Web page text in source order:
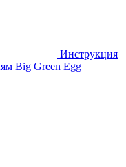
Инструкция
Big Green Egg